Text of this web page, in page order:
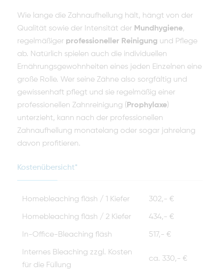
Wie lange die Zahnaufhellung hält, hängt von der
Qualität sowie der Intensität der Mundhygiene,
regelmäßiger professioneller Reinigung und Pflege
ab. Natürlich spielen auch die individuellen
Ernährungsgewohnheiten eines jeden Einzelnen eine
große Rolle. Wer seine Zähne also sorgfältig und
gewissenhaft pflegt und sie regelmäßig einer
professionellen Zahnreinigung ( Prophylaxe)
unterzieht, kann nach der professionellen
Zahnaufhellung monatelang oder sogar jahrelang
davon profitieren.
Kostenübersicht*
Homebleaching fläsh / 1 Kiefer 302,- €
Homebleaching fläsh / 2 Kiefer 434,- €
In-Office-Bleaching fläsh 517,- €
Internes Bleaching zzgl. Kosten
für die Füllung
ca. 330,- €